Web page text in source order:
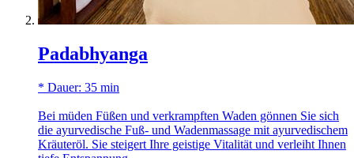
Padabhyanga
* Dauer: 35 min
Bei müden Füßen und verkrampften Waden gönnen Sie sich
die ayurvedische Fuß- und Wadenmassage mit ayurvedischem
Kräuteröl. Sie steigert Ihre geistige Vitalität und verleiht Ihnen